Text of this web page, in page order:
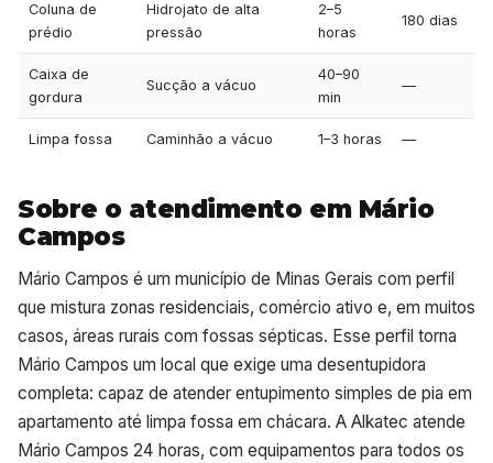
Coluna de
prédio
Hidrojato de alta
pressão
2–5
horas
180 dias
Caixa de
gordura
Sucção a vácuo
40–90
min
—
Limpa fossa Caminhão a vácuo 1–3 horas —
Sobre o atendimento em Mário
Campos
Mário Campos é um município de Minas Gerais com perfil
que mistura zonas residenciais, comércio ativo e, em muitos
casos, áreas rurais com fossas sépticas. Esse perfil torna
Mário Campos um local que exige uma desentupidora
completa: capaz de atender entupimento simples de pia em
apartamento até limpa fossa em chácara. A Alkatec atende
Mário Campos 24 horas, com equipamentos para todos os